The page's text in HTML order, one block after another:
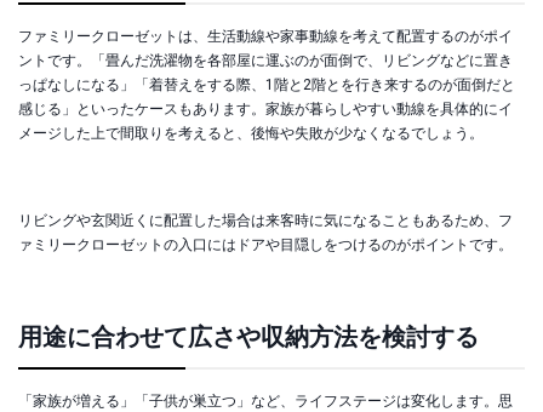
ファミリークローゼットは、生活動線や家事動線を考えて配置するのがポイ
ントです。「畳んだ洗濯物を各部屋に運ぶのが面倒で、リビングなどに置き
っぱなしになる」「着替えをする際、1階と2階とを行き来するのが面倒だと
感じる」といったケースもあります。家族が暮らしやすい動線を具体的にイ
メージした上で間取りを考えると、後悔や失敗が少なくなるでしょう。
リビングや玄関近くに配置した場合は来客時に気になることもあるため、フ
ァミリークローゼットの入口にはドアや目隠しをつけるのがポイントです。
用途に合わせて広さや収納方法を検討する
「家族が増える」「子供が巣立つ」など、ライフステージは変化します。思